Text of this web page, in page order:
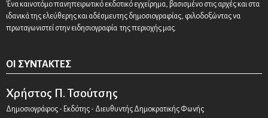
Ένα καινοτόμο πανηπειρωτικό εκδοτικό εγχείρημα, βασισμένο στις αρχές και στα
ιδανικά της ελεύθερης και αδέσμευτης δημοσιογραφίας, φιλοδοξώντας να
πρωταγωνιστεί στην ειδησιογραφία της περιοχής μας.
ΟΙ ΣΥΝΤΆΚΤΕΣ
Χρήστος Π. Τσούτσης
Δημοσιογράφος - Εκδότης - Διευθυντής Δημοκρατικής Φωνής